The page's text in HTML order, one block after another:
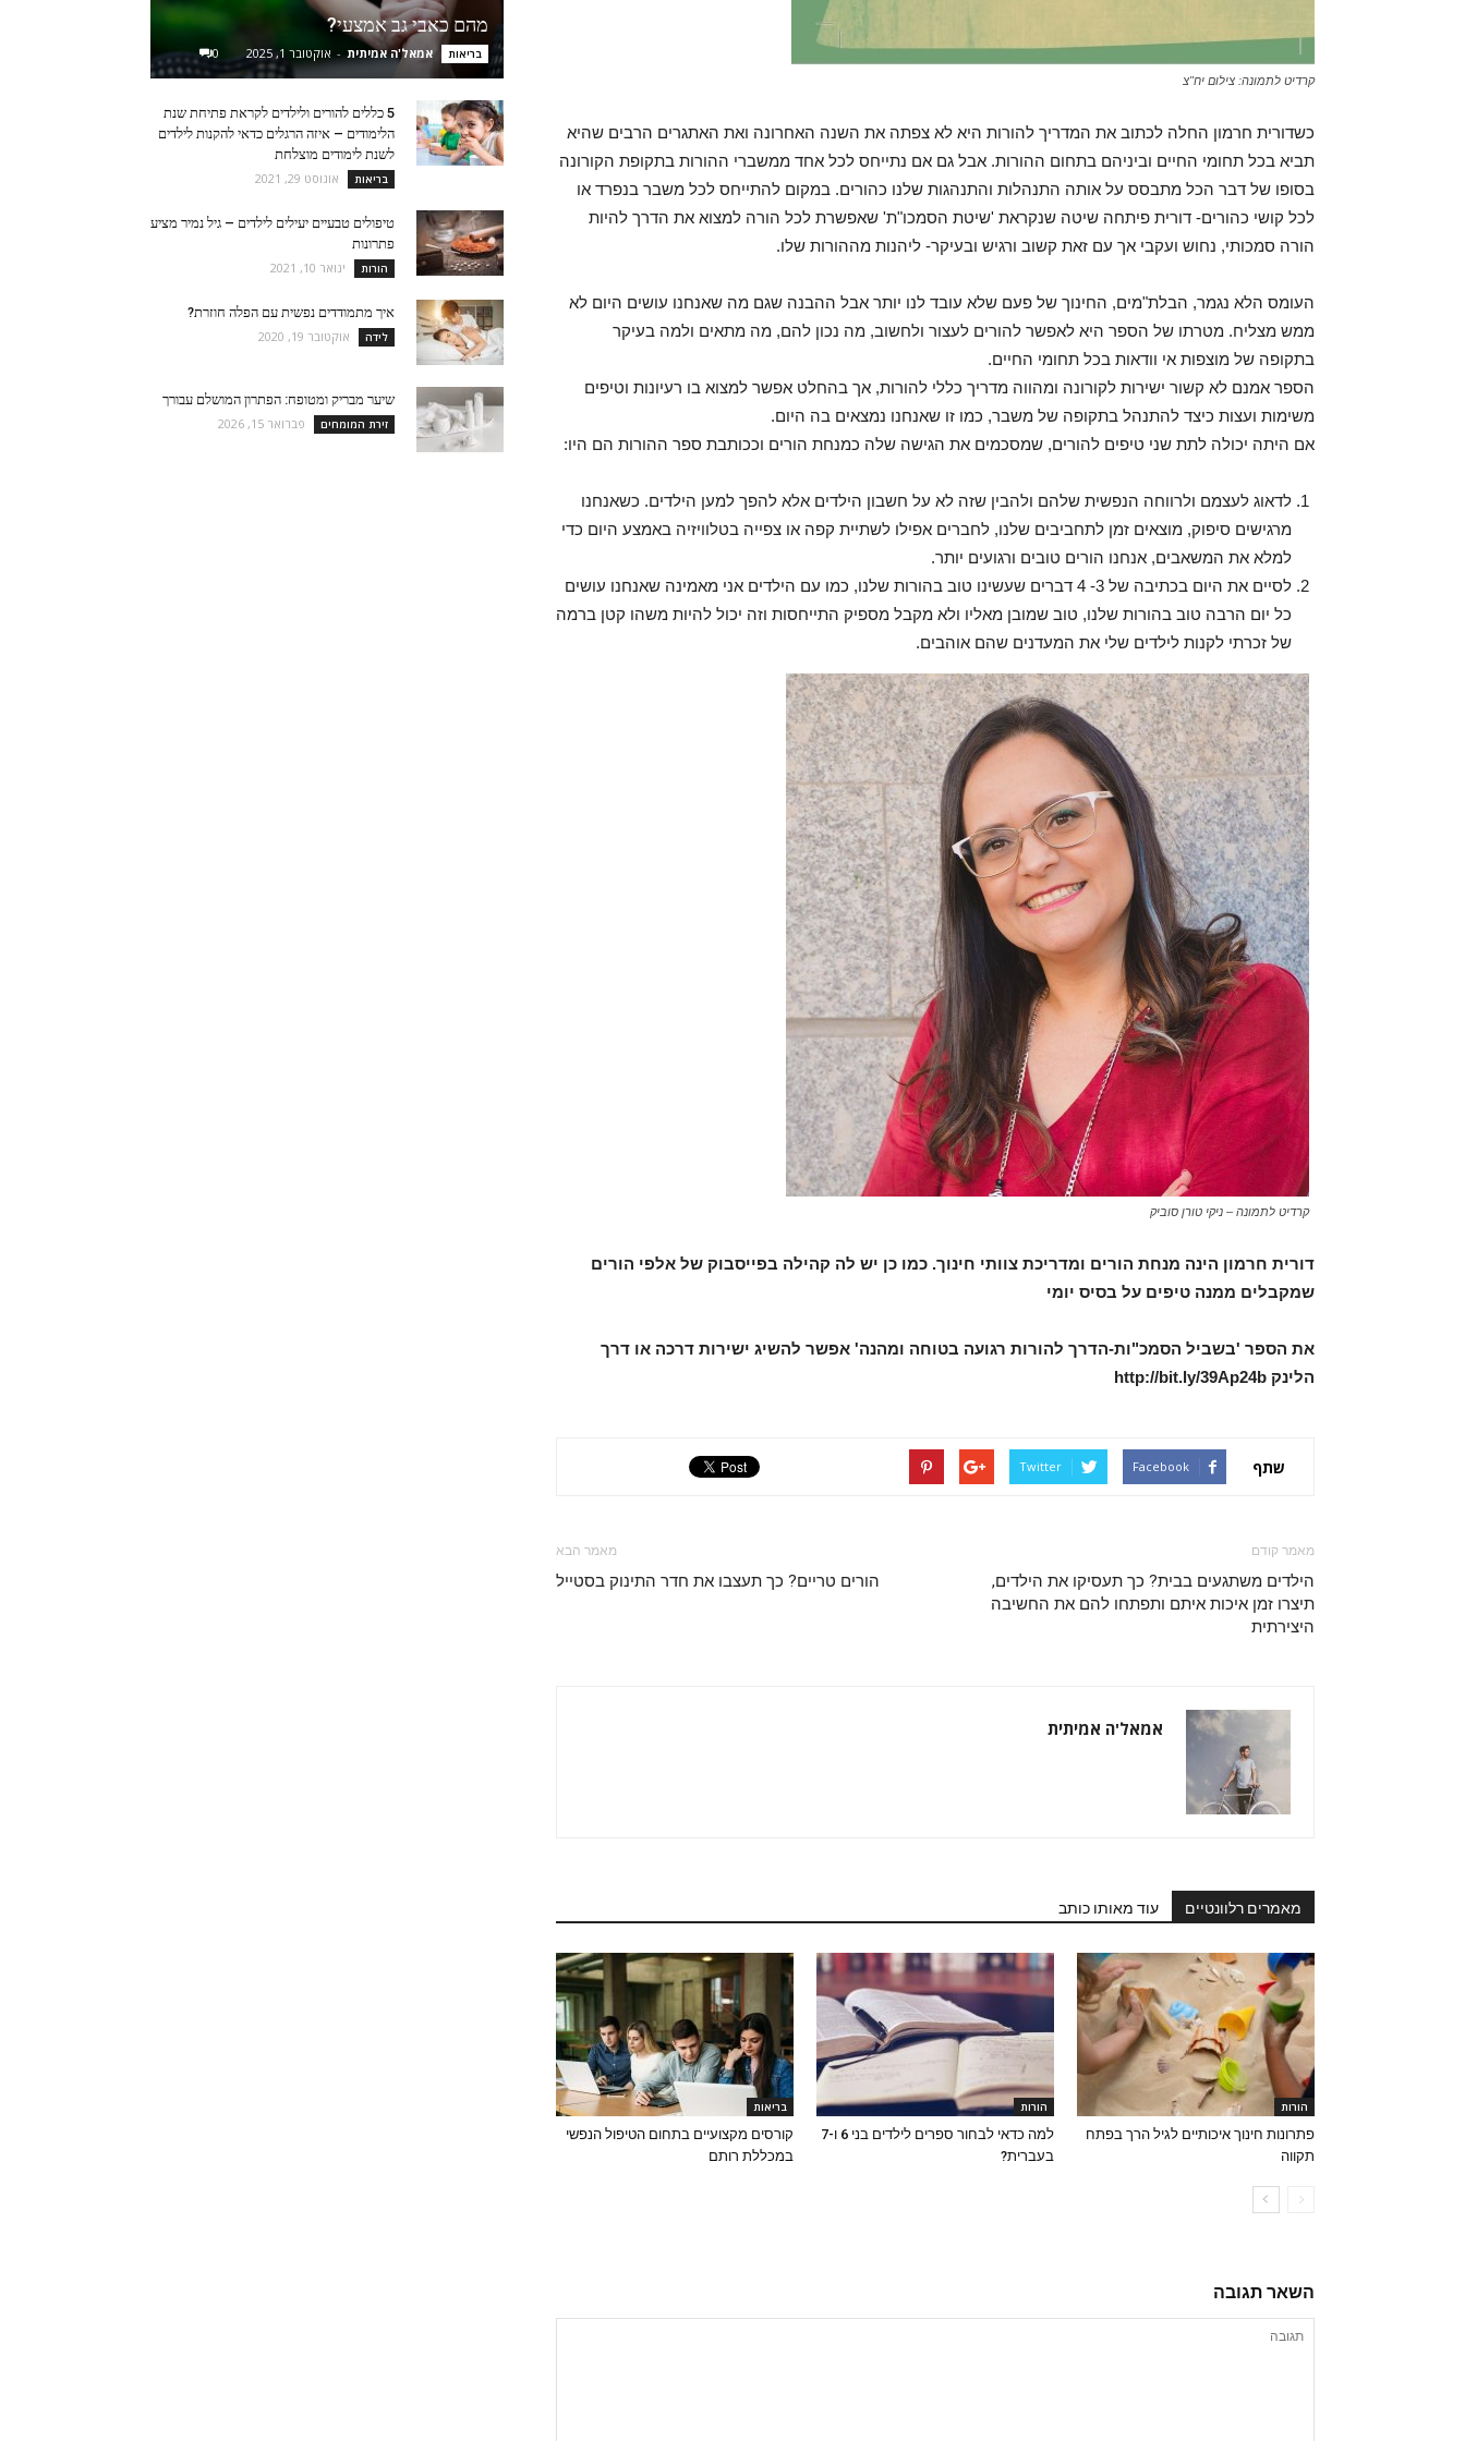
קרדיט לתמונה: צילום יח"צ
כשדורית חרמון החלה לכתוב את המדריך להורות היא לא צפתה את השנה האחרונה ואת האתגרים הרבים שהיא
תביא בכל תחומי החיים וביניהם בתחום ההורות. אבל גם אם נתייחס לכל אחד ממשברי ההורות בתקופת הקורונה
בסופו של דבר הכל מתבסס על אותה התנהלות והתנהגות שלנו כהורים. במקום להתייחס לכל משבר בנפרד או
לכל קושי כהורים- דורית פיתחה שיטה שנקראת 'שיטת הסמכו"ת' שאפשרת לכל הורה למצוא את הדרך להיות
הורה סמכותי, נחוש ועקבי אך עם זאת קשוב ורגיש ובעיקר- ליהנות מההורות שלו.
העומס הלא נגמר, הבלת"מים, החינוך של פעם שלא עובד לנו יותר אבל ההבנה שגם מה שאנחנו עושים היום לא
ממש מצליח. מטרתו של הספר היא לאפשר להורים לעצור ולחשוב, מה נכון להם, מה מתאים ולמה בעיקר
בתקופה של מוצפות אי וודאות בכל תחומי החיים.
הספר אמנם לא קשור ישירות לקורונה ומהווה מדריך כללי להורות, אך בהחלט אפשר למצוא בו רעיונות וטיפים
משימות ועצות כיצד להתנהל בתקופה של משבר, כמו זו שאנחנו נמצאים בה היום.
אם היתה יכולה לתת שני טיפים להורים, שמסכמים את הגישה שלה כמנחת הורים וככותבת ספר ההורות הם היו:
לדאוג לעצמם ולרווחה הנפשית שלהם ולהבין שזה לא על חשבון הילדים אלא להפך למען הילדים. כשאנחנו
מרגישים סיפוק, מוצאים זמן לתחביבים שלנו, לחברים אפילו לשתיית קפה או צפייה בטלוויזיה באמצע היום כדי
למלא את המשאבים, אנחנו הורים טובים ורגועים יותר.
לסיים את היום בכתיבה של 3- 4 דברים שעשינו טוב בהורות שלנו, כמו עם הילדים אני מאמינה שאנחנו עושים
כל יום הרבה טוב בהורות שלנו, טוב שמובן מאליו ולא מקבל מספיק התייחסות וזה יכול להיות משהו קטן ברמה
של זכרתי לקנות לילדים שלי את המעדנים שהם אוהבים.
קרדיט לתמונה – ניקי טורן סוביק
דורית חרמון הינה מנחת הורים ומדריכת צוותי חינוך. כמו כן יש לה קהילה בפייסבוק של אלפי הורים
שמקבלים ממנה טיפים על בסיס יומי
את הספר 'בשביל הסמכ"ות-הדרך להורות רגועה בטוחה ומהנה' אפשר להשיג ישירות דרכה או דרך
הלינק http://bit.ly/39Ap24b
שתף Facebook
Twitter
מאמר קודם
הילדים משתגעים בבית? כך תעסיקו את הילדים,
תיצרו זמן איכות איתם ותפתחו להם את החשיבה
היצירתית
מאמר הבא
הורים טריים? כך תעצבו את חדר התינוק בסטייל
אמאל'ה אמיתית
מאמרים רלוונטיים עוד מאותו כותב
הורות
פתרונות חינוך איכותיים לגיל הרך בפתח
תקווה
הורות
למה כדאי לבחור ספרים לילדים בני 6 ו-7
בעברית?
בריאות
קורסים מקצועיים בתחום הטיפול הנפשי
במכללת רותם
השאר תגובה
מהם כאבי גב אמצעי?
בריאות אמאל'ה אמיתית - אוקטובר 1, 2025 0
5 כללים להורים ולילדים לקראת פתיחת שנת
הלימודים – איזה הרגלים כדאי להקנות לילדים
לשנת לימודים מוצלחת
בריאות אוגוסט 29, 2021
טיפולים טבעיים יעילים לילדים – גיל נמיר מציע
פתרונות
הורות ינואר 10, 2021
איך מתמודדים נפשית עם הפלה חוזרת?
לידה אוקטובר 19, 2020
שיער מבריק ומטופח: הפתרון המושלם עבורך
זירת המומחים פברואר 15, 2026